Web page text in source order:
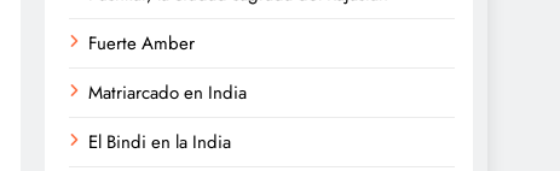
Fuerte Amber
Matriarcado en India
El Bindi en la India